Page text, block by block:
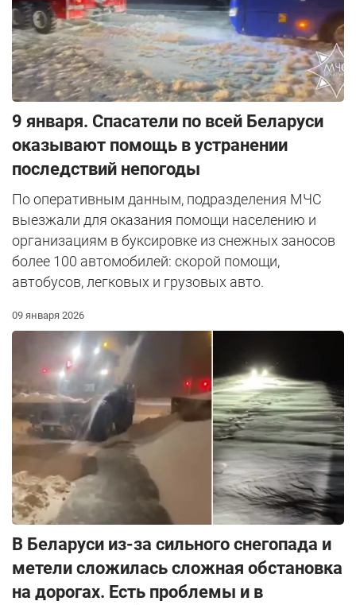
9 января. Спасатели по всей Беларуси
оказывают помощь в устранении
последствий непогоды
По оперативным данным, подразделения МЧС
выезжали для оказания помощи населению и
организациям в буксировке из снежных заносов
более 100 автомобилей: скорой помощи,
автобусов, легковых и грузовых авто.
09 января 2026
В Беларуси из-за сильного снегопада и
метели сложилась сложная обстановка
на дорогах. Есть проблемы и в